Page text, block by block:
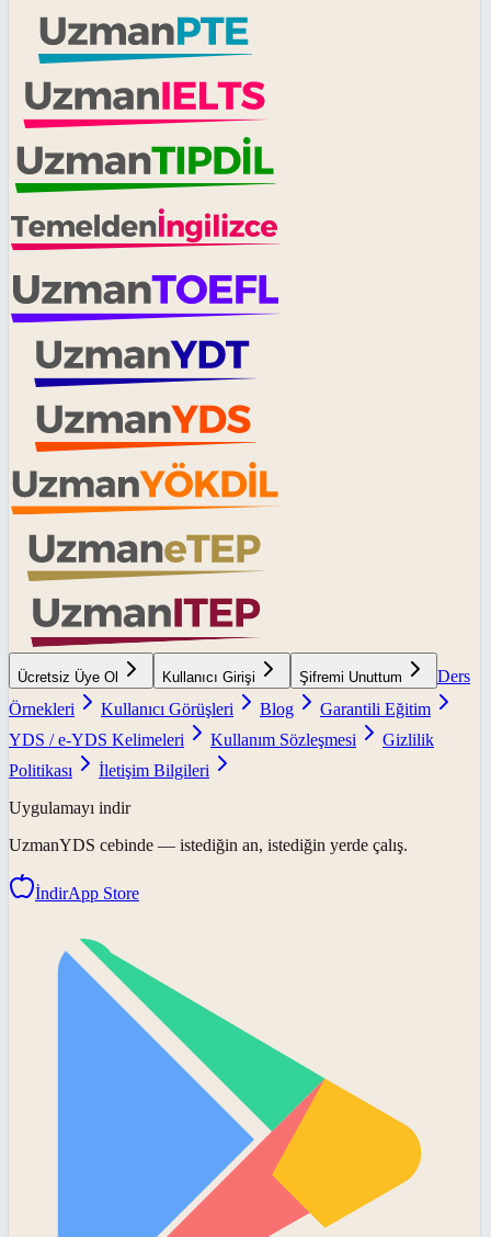
Ücretsiz Üye Ol Kullanıcı Girişi Şifremi Unuttum
Ders
Örnekleri
Kullanıcı Görüşleri Blog
Garantili Eğitim
YDS / e-YDS Kelimeleri
Kullanım Sözleşmesi
Gizlilik
Politikası
İletişim Bilgileri
Uygulamayı indir
UzmanYDS cebinde — istediğin an, istediğin yerde çalış.
İndirApp Store